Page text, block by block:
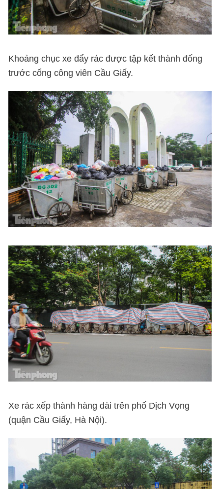
Khoảng chục xe đẩy rác được tập kết thành đống
trước cổng công viên Cầu Giấy.
Xe rác xếp thành hàng dài trên phố Dịch Vọng
(quận Cầu Giấy, Hà Nội).